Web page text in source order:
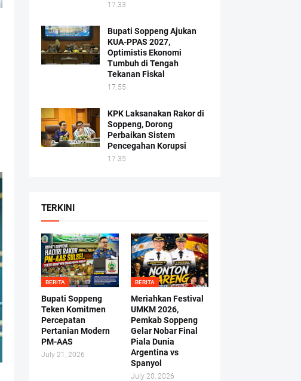
17.33
Bupati Soppeng Ajukan
KUA-PPAS 2027,
Optimistis Ekonomi
Tumbuh di Tengah
Tekanan Fiskal
17.55
KPK Laksanakan Rakor di
Soppeng, Dorong
Perbaikan Sistem
Pencegahan Korupsi
17.35
TERKINI
BERITA
Bupati Soppeng
Teken Komitmen
Percepatan
Pertanian Modern
PM-AAS
July 21, 2026
BERITA
Meriahkan Festival
UMKM 2026,
Pemkab Soppeng
Gelar Nobar Final
Piala Dunia
Argentina vs
Spanyol
July 20, 2026